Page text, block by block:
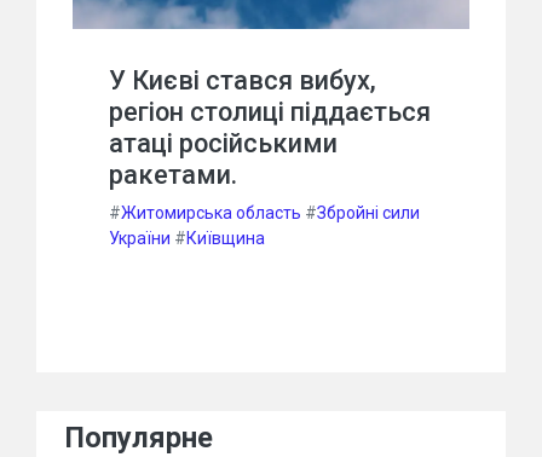
У Києві стався вибух,
регіон столиці піддається
атаці російськими
ракетами.
#Житомирська область #Збройні сили
України #Київщина
Популярне